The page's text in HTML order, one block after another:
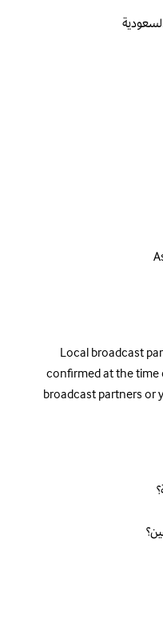
Local broadcast
confirmed at the time
broadcast partners or